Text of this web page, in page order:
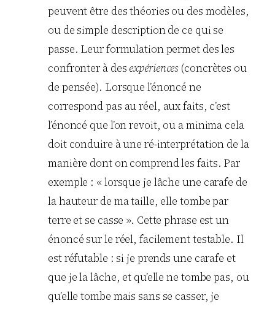
peuvent être des théories ou des modèles,
ou de simple description de ce qui se
passe. Leur formulation permet des les
confronter à des expériences(concrètes ou
de pensée). Lorsque l’énoncé ne
correspond pas au réel, aux faits, c’est
l’énoncé que l’on revoit, ou a minima cela
doit conduire à une ré-interprétation de la
manière dont on comprend les faits. Par
exemple : « lorsque je lâche une carafe de
la hauteur de ma taille, elle tombe par
terre et se casse ». Cette phrase est un
énoncé sur le réel, facilement testable. Il
est réfutable : si je prends une carafe et
que je la lâche, et qu’elle ne tombe pas, ou
qu’elle tombe mais sans se casser, je